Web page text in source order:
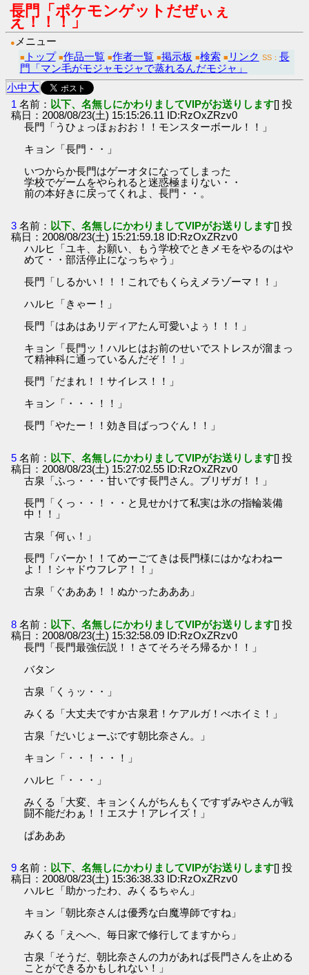
長門「ポケモンゲットだぜぃぇ
え！！！」
● メニュー
■ トップ ■作品一覧 ■作者一覧 ■掲示板 ■検索 ■ リンク SS： 長
門「マン毛がモジャモジャで蒸れるんだモジャ」
小中大
1 名前： 以下、名無しにかわりましてVIPがお送りします[] 投
稿日：2008/08/23(土) 15:15:26.11 ID:RzOxZRzv0
長門「うひょっほぉおお！！モンスターボール！！」
キョン「長門・・」
いつからか長門はゲーオタになってしまった
学校でゲームをやられると迷惑極まりない・・
前の本好きに戻ってくれよ、長門・・。
3 名前： 以下、名無しにかわりましてVIPがお送りします[] 投
稿日：2008/08/23(土) 15:21:59.18 ID:RzOxZRzv0
ハルヒ「ユキ、お願い、もう学校でときメモをやるのはや
めて・・部活停止になっちゃう」
長門「しるかい！！！これでもくらえメラゾーマ！！」
ハルヒ「きゃー！」
長門「はあはあリディアたん可愛いよぅ！！！」
キョン「長門ッ！ハルヒはお前のせいでストレスが溜まっ
て精神科に通っているんだぞ！！」
長門「だまれ！！サイレス！！」
キョン「・・・！！」
長門「やたー！！効き目ばっつぐん！！」
5 名前： 以下、名無しにかわりましてVIPがお送りします[] 投
稿日：2008/08/23(土) 15:27:02.55 ID:RzOxZRzv0
古泉「ふっ・・・甘いです長門さん。ブリザガ！！」
長門「くっ・・！・・と見せかけて私実は氷の指輪装備
中！！」
古泉「何ぃ！」
長門「バーか！！てめーごてきは長門様にはかなわねー
よ！！シャドウフレア！！」
古泉「ぐあああ！！ぬかったあああ」
8 名前： 以下、名無しにかわりましてVIPがお送りします[] 投
稿日：2008/08/23(土) 15:32:58.09 ID:RzOxZRzv0
長門「長門最強伝説！！さてそろそろ帰るか！！」
バタン
古泉「くぅッ・・」
みくる「大丈夫ですか古泉君！ケアルガ！べホイミ！」
古泉「だいじょーぶです朝比奈さん。」
キョン「・・！・・！」
ハルヒ「・・・」
みくる「大変、キョンくんがちんもくですずみやさんが戦
闘不能だわぁ！！エスナ！アレイズ！」
ぱあああ
9 名前： 以下、名無しにかわりましてVIPがお送りします[] 投
稿日：2008/08/23(土) 15:36:38.33 ID:RzOxZRzv0
ハルヒ「助かったわ、みくるちゃん」
キョン「朝比奈さんは優秀な白魔導師ですね」
みくる「えへへ、毎日家で修行してますから」
古泉「そうだ、朝比奈さんの力があれば長門さんを止める
ことができるかもしれない！」